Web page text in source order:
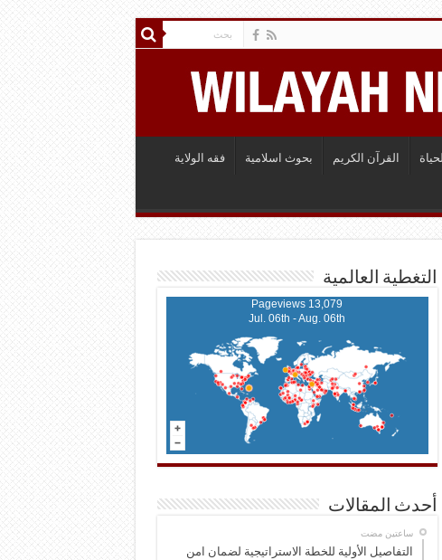
القرآن الكريم بحوث اسلامية فقه الولاية
التغطية العالمية
13,079 Pageviews
Jul. 06th - Aug. 06th
أحدث المقالات
‏ساعتين مضت
التفاصيل الأولية للخطة الاستراتيجية لضمان امن